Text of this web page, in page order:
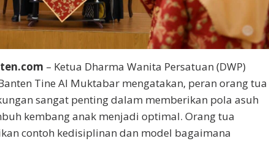
– Ketua Dharma Wanita Persatuan (DWP)
Tine Al Muktabar mengatakan, peran orang tua
sangat penting dalam memberikan pola asuh
kembang anak menjadi optimal. Orang tua
contoh kedisiplinan dan model bagaimana